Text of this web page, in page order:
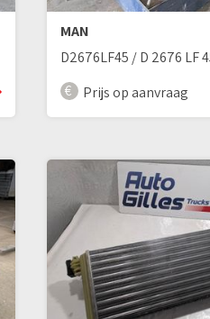
MAN
Prijs op aanvraag